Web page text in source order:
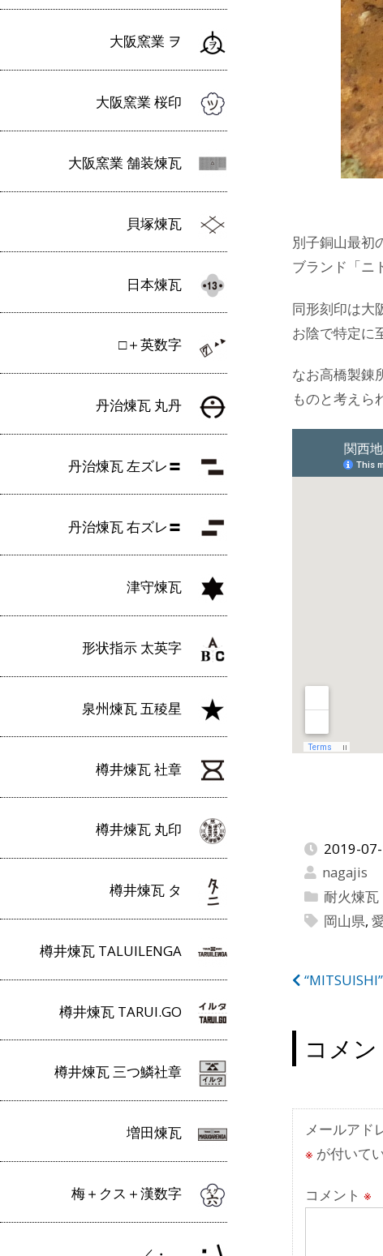
大阪窯業 ヲ
大阪窯業 桜印
大阪窯業 舗装煉瓦
貝塚煉瓦
日本煉瓦
□＋英数字
丹治煉瓦 丸丹
丹治煉瓦 左ズレ〓
丹治煉瓦 右ズレ〓
津守煉瓦
形状指示 太英字
泉州煉瓦 五稜星
樽井煉瓦 社章
樽井煉瓦 丸印
樽井煉瓦 タ
樽井煉瓦 TALUILENGA
樽井煉瓦 TARUI.GO
樽井煉瓦 三つ鱗社章
増田煉瓦
梅＋クス＋漢数字
別子銅山最初
ブランド「ニ
同形刻印は大
お陰で特定に
なお高橋製錬
ものと考えら
2019-
nagajis
耐火煉瓦
岡山県,
投
ナ
ビ
ゲ
ー
シ
ョ
ン
コメ
メールアド
※ が付いて
コメント ※